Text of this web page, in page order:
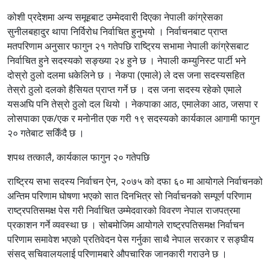
कोशी प्रदेशमा अन्य समूहबाट उम्मेदवारी दिएका नेपाली कांग्रेसका
सुनीलबहादुर थापा निर्विरोध निर्वाचित हुनुभयो । निर्वाचनबाट प्राप्त
मतपरिणाम अनुसार फागुन २१ गतेपछि राष्ट्रिय सभामा नेपाली कांग्रेसबाट
निर्वाचित हुने सदस्यको सङ्ख्या २४ हुने छ । नेपाली कम्युनिस्ट पार्टी भने
दोस्रो ठुलो दलमा धकेलिने छ । नेकपा (एमाले) ले दस जना सदस्यसहित
तेस्रो ठुलो दलको हैसियत प्राप्त गर्ने छ । दस जना सदस्य रहेको एमाले
यसअघि पनि तेस्रो ठुलो दल थियो । नेकपाका आठ, एमालेका आठ, जसपा र
लोसपाका एक/एक र मनोनीत एक गरी १९ सदस्यको कार्यकाल आगामी फागुन
२० गतेबाट सकिँदै छ ।
शपथ तत्कालै, कार्यकाल फागुन २० गतेपछि
राष्ट्रिय सभा सदस्य निर्वाचन ऐन, २०७५ को दफा ६० मा आयोगले निर्वाचनको
अन्तिम परिणाम घोषणा भएको सात दिनभित्र सो निर्वाचनको सम्पूर्ण परिणाम
राष्ट्रपतिसमक्ष पेस गरी निर्वाचित उम्मेदवारको विवरण नेपाल राजपत्रमा
प्रकाशन गर्ने व्यवस्था छ । सोबमोजिम आयोगले राष्ट्रपतिसमक्ष निर्वाचन
परिणाम समावेश भएको प्रतिवेदन पेस गर्नुका साथै नेपाल सरकार र सङ्घीय
संसद् सचिवालयलाई परिणामबारे औपचारिक जानकारी गराउने छ ।